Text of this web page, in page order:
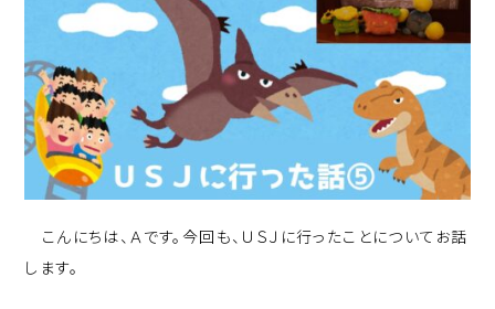
こんにちは、Ａです。今回も、ＵＳＪに行ったことについてお話
します。